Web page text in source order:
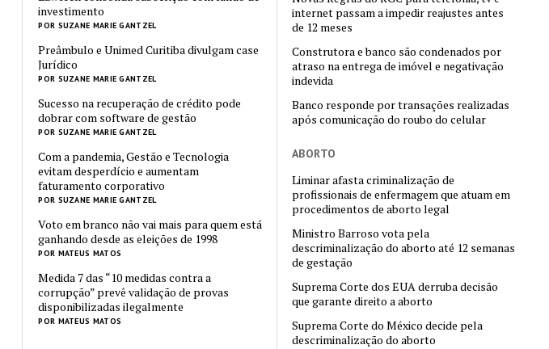
internet passam a impedir reajustes antes
de 12 meses
Construtora e banco são condenados por
atraso na entrega de imóvel e negativação
indevida
Banco responde por transações realizadas
após comunicação do roubo do celular
ABORTO
Liminar afasta criminalização de
profissionais de enfermagem que atuam em
procedimentos de aborto legal
Ministro Barroso vota pela
descriminalização do aborto até 12 semanas
de gestação
Suprema Corte dos EUA derruba decisão
que garante direito a aborto
Suprema Corte do México decide pela
descriminalização do aborto
investimento
POR SUZANE MARIE GANTZEL
Preâmbulo e Unimed Curitiba divulgam case
Jurídico
POR SUZANE MARIE GANTZEL
Sucesso na recuperação de crédito pode
dobrar com software de gestão
POR SUZANE MARIE GANTZEL
Com a pandemia, Gestão e Tecnologia
evitam desperdício e aumentam
faturamento corporativo
POR SUZANE MARIE GANTZEL
Voto em branco não vai mais para quem está
ganhando desde as eleições de 1998
POR MATEUS MATOS
Medida 7 das “10 medidas contra a
corrupção” prevê validação de provas
disponibilizadas ilegalmente
POR MATEUS MATOS